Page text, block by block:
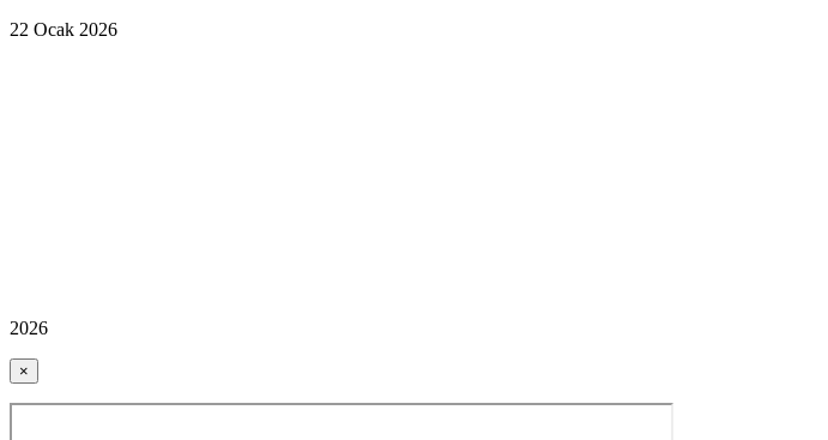
22 Ocak 2026
2026
×